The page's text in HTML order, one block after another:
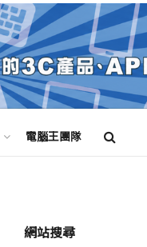
電腦王團隊
網站搜尋